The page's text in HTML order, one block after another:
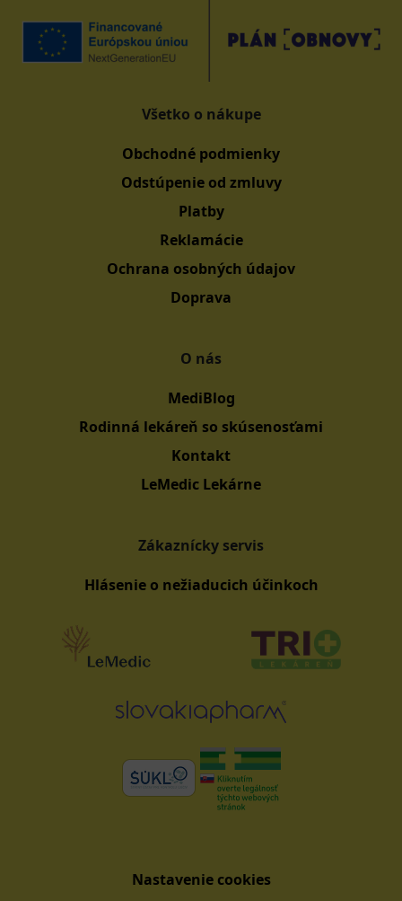
Všetko o nákupe
Obchodné podmienky
Odstúpenie od zmluvy
Platby
Reklamácie
Ochrana osobných údajov
Doprava
O nás
MediBlog
Rodinná lekáreň so skúsenosťami
Kontakt
LeMedic Lekárne
Zákaznícky servis
Hlásenie o nežiaducich účinkoch
Nastavenie cookies